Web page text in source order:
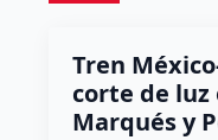
Tren
corte de luz
Marqués y